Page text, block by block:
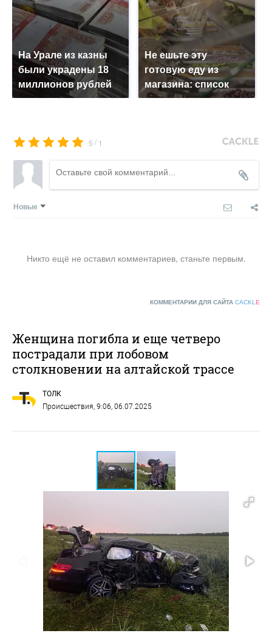
На Урале из казны
были украдены 18
миллионов рублей
Не ешьте эту
готовую еду из
магазина: список
5 / 1
Новые
Никто ещё не оставил комментариев, станьте первым.
КОММЕНТАРИИ ДЛЯ САЙТА CACKL E
Женщина погибла и еще четверо
пострадали при лобовом
столкновении на алтайской трассе
ТОЛК
Происшествия, 9:06, 06.07.2025